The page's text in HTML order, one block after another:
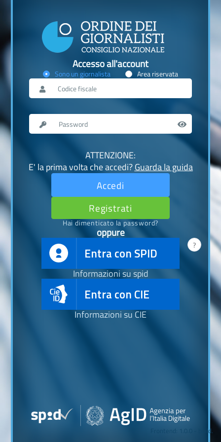
Accesso all'account
Sono un giornalista Area riservata
ATTENZIONE:
E' la prima volta che accedi?Guarda la guida
Accedi
Registrati
Hai dimenticato la password?
oppure
Entra con SPID ?
Informazioni su spid
Entra con CIE
Informazioni su CIE
Frontend: 1.0.0 - build.